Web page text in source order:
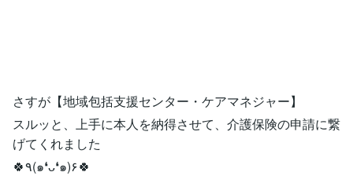
さすが【地域包括支援センター・ケアマネジャー】
スルッと、上手に本人を納得させて、介護保険の申請に繋
げてくれました
🍀٩(๑❛ᴗ❛๑)۶🍀